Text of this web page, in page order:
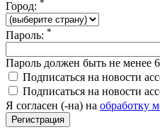
Город: *
Пароль: *
Пароль должен быть не менее
Подписаться на новости
Подписаться на новости
Я согласен (-на) на обработку